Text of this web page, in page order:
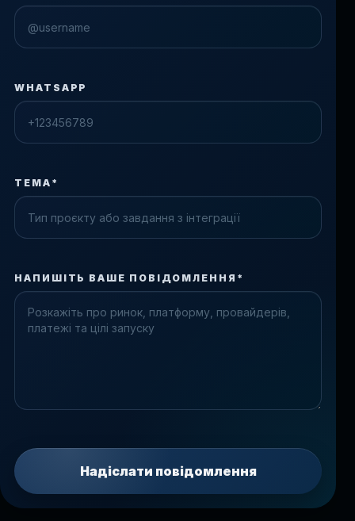
WHATSAPP
ТЕМА*
Please fix the highlighted fields.
НАПИШІТЬ ВАШЕ ПОВІДОМЛЕННЯ*
Надіслати повідомлення